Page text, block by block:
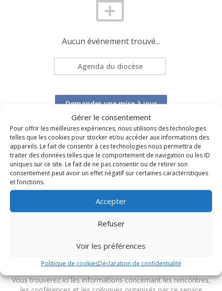
Gérer le consentement
Pour offrir les meilleures expériences, nous utilisons des technologies
telles que les cookies pour stocker et/ou accéder aux informations des
appareils. Le fait de consentir à ces technologies nous permettra de
traiter des données telles que le comportement de navigation ou les ID
uniques sur ce site. Le fait de ne pas consentir ou de retirer son
consentement peut avoir un effet négatif sur certaines caractéristiques
et fonctions.
Accepter
Refuser
Voir les préférences
Politique de cookiesDéclaration de confidentialité
Aucun événement trouvé...
Agenda du diocèse
Demander une mise à jour
TOUS LES ÉVÉNEMENTS DU DIOCÈSE
Bienvenue sur l'agenda de la Pastorale de la Famille et de la Vie.
Vous trouverez ici les informations concernant les rencontres,